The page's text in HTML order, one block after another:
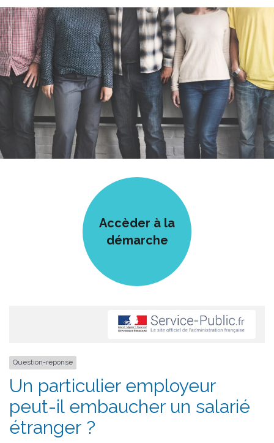
Accèder à la
démarche
Question-réponse
Un particulier employeur
peut-il embaucher un salarié
étranger ?